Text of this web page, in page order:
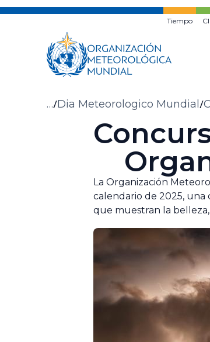
Ir
Tiempo
Migas
… Dia Meteorologico Mundial
La Organización
calendario de 2025, una
que muestran la